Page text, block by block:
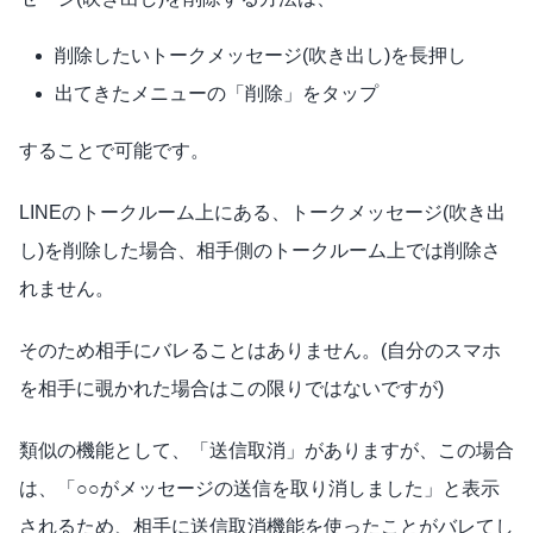
削除したいトークメッセージ(吹き出し)を長押し
出てきたメニューの「削除」をタップ
することで可能です。
LINEのトークルーム上にある、トークメッセージ(吹き出
し)を削除した場合、相手側のトークルーム上では削除さ
れません。
そのため相手にバレることはありません。(自分のスマホ
を相手に覗かれた場合はこの限りではないですが)
類似の機能として、「送信取消」がありますが、この場合
は、「○○がメッセージの送信を取り消しました」と表示
されるため、相手に送信取消機能を使ったことがバレてし